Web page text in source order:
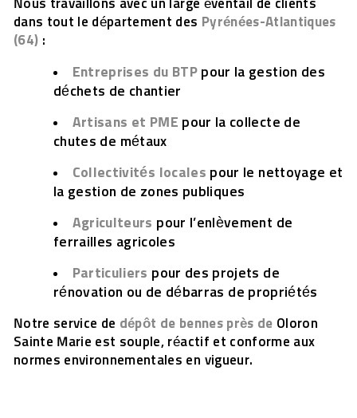
Nous travaillons avec un large éventail de clients
dans tout le département des Pyrénées-Atlantiques
(64) :
Entreprises du BTPpour la gestion des
déchets de chantier
Artisans et PME pour la collecte de
chutes de métaux
Collectivités locales pour le nettoyage et
la gestion de zones publiques
Agriculteurs pour l’enlèvement de
ferrailles agricoles
Particuliers pour des projets de
rénovation ou de débarras de propriétés
Notre service de dépôt de bennes près de Oloron
Sainte Marie est souple, réactif et conforme aux
normes environnementales en vigueur.